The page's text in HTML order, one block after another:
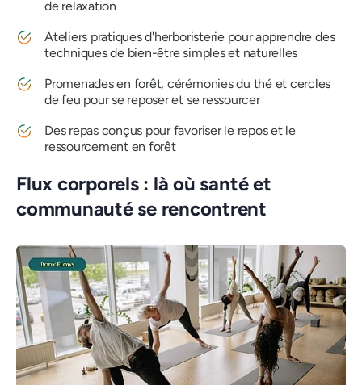
de relaxation
Ateliers pratiques d'herboristerie pour apprendre des
techniques de bien-être simples et naturelles
Promenades en forêt, cérémonies du thé et cercles
de feu pour se reposer et se ressourcer
Des repas conçus pour favoriser le repos et le
ressourcement en forêt
Flux corporels : là où santé et
communauté se rencontrent